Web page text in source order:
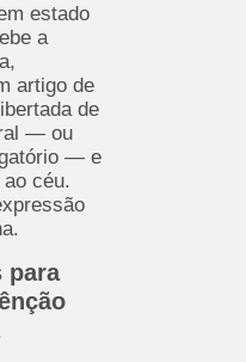
estado
a
artigo de
de
— ou
— e
céu.
para